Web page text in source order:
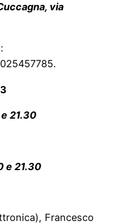
via
21.30
e 21.30
Francesco